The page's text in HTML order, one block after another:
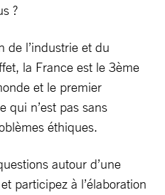
?
de l’industrie et du
la France est le 3ème
et le premier
qui n’est pas sans
éthiques.
autour d’une
participez à l’élaboration